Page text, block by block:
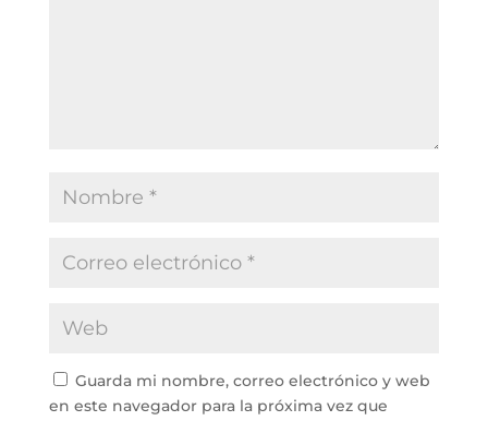
Guarda mi nombre, correo electrónico y web
en este navegador para la próxima vez que